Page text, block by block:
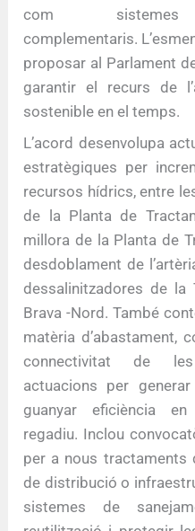
com sistemes
complementaris.
proposar al Parlament
garantir el recurs de
sostenible en el temps.
L’acord desenvolupa
estratègiques per
recursos hídrics, entre
de la Planta de
millora de la Planta de
desdoblament de
dessalinitzadores de
Brava -Nord. També
matèria d’abastament,
connectivitat de les
actuacions per
guanyar eficiència
regadiu. Inclou
per a nous tractaments
de distribució o
sistemes de